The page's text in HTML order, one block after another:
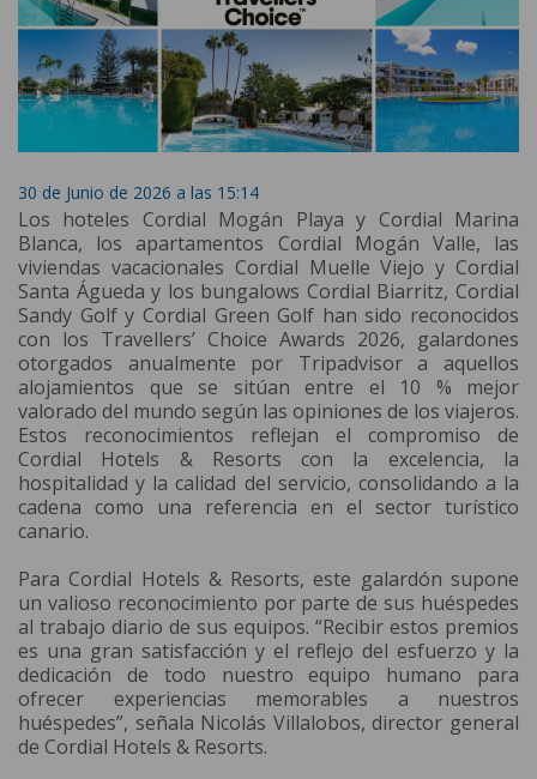
30 de Junio de 2026 a las 15:14
Los hoteles Cordial Mogán Playa y Cordial Marina
Blanca, los apartamentos Cordial Mogán Valle, las
viviendas vacacionales Cordial Muelle Viejo y Cordial
Santa Águeda y los bungalows Cordial Biarritz, Cordial
Sandy Golf y Cordial Green Golf han sido reconocidos
con los Travellers’ Choice Awards 2026, galardones
otorgados anualmente por Tripadvisor a aquellos
alojamientos que se sitúan entre el 10 % mejor
valorado del mundo según las opiniones de los viajeros.
Estos reconocimientos reflejan el compromiso de
Cordial Hotels & Resorts con la excelencia, la
hospitalidad y la calidad del servicio, consolidando a la
cadena como una referencia en el sector turístico
canario.
Para Cordial Hotels & Resorts, este galardón supone
un valioso reconocimiento por parte de sus huéspedes
al trabajo diario de sus equipos. “Recibir estos premios
es una gran satisfacción y el reflejo del esfuerzo y la
dedicación de todo nuestro equipo humano para
ofrecer experiencias memorables a nuestros
huéspedes”, señala Nicolás Villalobos, director general
de Cordial Hotels & Resorts.